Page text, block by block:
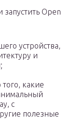
запустить Open
устройства,
и
какие
с
полезные